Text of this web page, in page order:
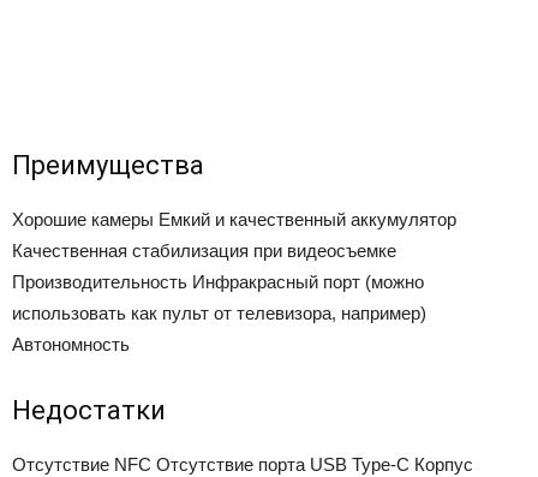
Преимущества
Хорошие камеры Емкий и качественный аккумулятор
Качественная стабилизация при видеосъемке
Производительность Инфракрасный порт (можно
использовать как пульт от телевизора, например)
Автономность
Недостатки
Отсутствие NFC Отсутствие порта USB Type-C Корпус